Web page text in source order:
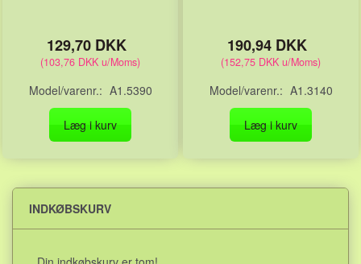
129,70 DKK
(103,76 DKK u/Moms)
Model/varenr.: A1.5390
Læg i kurv
190,94 DKK
(152,75 DKK u/Moms)
Model/varenr.: A1.3140
Læg i kurv
INDKØBSKURV